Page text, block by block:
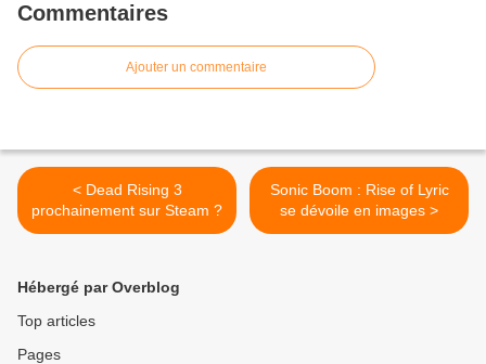
Commentaires
Ajouter un commentaire
< Dead Rising 3
prochainement sur Steam ?
Sonic Boom : Rise of Lyric
se dévoile en images >
Hébergé par Overblog
Top articles
Pages